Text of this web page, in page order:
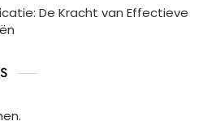
De Kracht van Effectieve